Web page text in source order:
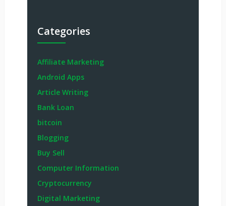
Categories
Affiliate Marketing
Android Apps
Article Writing
Bank Loan
bitcoin
Blogging
Buy Sell
Computer Information
Cryptocurrency
Digital Marketing